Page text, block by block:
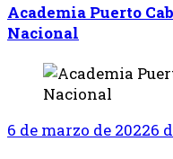
Academia Puerto
Nacional
6 de marzo de 20226